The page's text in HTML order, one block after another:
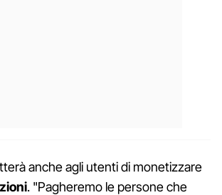
anche agli utenti di monetizzare
. "Pagheremo le persone che